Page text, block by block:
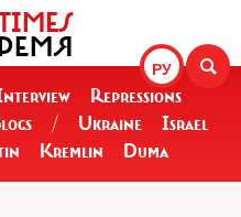
РУ
Repressions
/ Ukraine
Israel
Kremlin Duma